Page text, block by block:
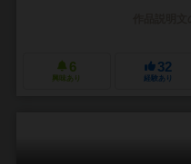
6
興味あり
32
経験あり